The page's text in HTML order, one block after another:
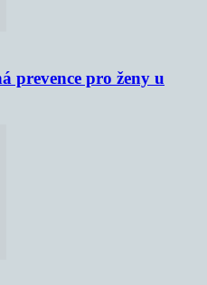
prevence pro ženy u